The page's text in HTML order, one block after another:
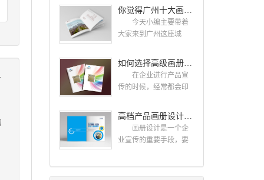
计找哪家公司。 广
州画册设计哪家公司
好？本地人都会选择古
柏品牌设计有限公司成
立于2004年，是由一群
专业、独特的IT精英组
贴网络时代的发展潮
流，对中国网络应用的
现状和趋势有很深的...
一个企业的门面形象，
而画册就是作为宣传，
把企业的形象和活动更
不能缺少的。标志设计
画册设计 简练、概
括、完美!即要成功到几
案的程度是我们的目
标，其难度比之其它任
何艺术设计都要大得
循以下的原则： 1.详
你觉得广州十大画册设计公司的排名真的重要吗？
今天小编主要带着
大家来到广州这座城
设计公司是那些?古柏品
牌提供画册设计，宣传
册设计,排版设计，画册
广州集团/单位/产品/目录
画册设计/印刷公司。相
信不少喜欢设计的小伙
古柏设计 古柏品牌
如何选择高级画册设计公司 怎么制作高级企业画册
在企业进行产品宣
传的时候，经常都会印
要找一家出色的画册制
作公司。下面古柏品牌
设计就给大家说说如何
画册?高级画册设计公
高档产品画册设计的有哪些小技巧
画册设计是一个企
业宣传的重要手段，要
示企业品牌形象。高档